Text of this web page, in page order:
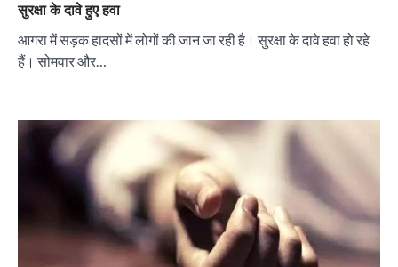
सुरक्षा के दावे हुए हवा
आगरा में सड़क हादसों में लोगों की जान जा रही है। सुरक्षा के दावे हवा हो रहे
हैं। सोमवार और…